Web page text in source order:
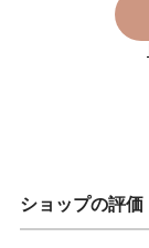
ショップの評価